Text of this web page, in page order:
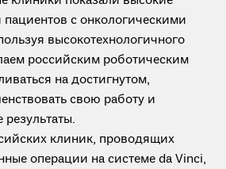
пациентов с онкологическими
высокотехнологичного
российским роботическим
на достигнутом,
свою работу и
клиник, проводящих
операции на системе da Vinci,